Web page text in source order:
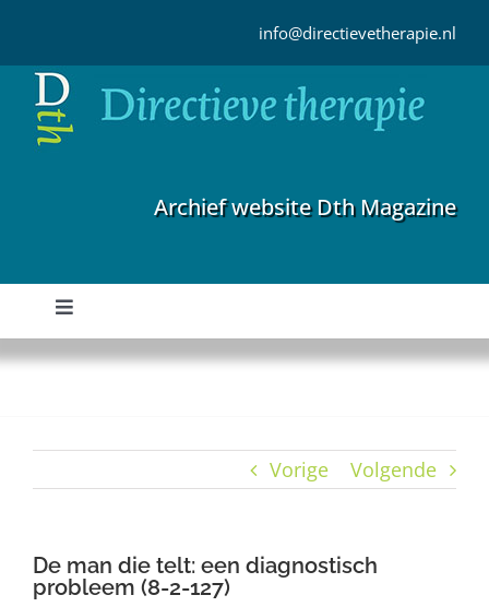
inhoud
info@directievetherapie.nl
Archief website Dth Magazine
Toggle
Navigation
Home
TDT Overzicht
Vorige Volgende
De man die telt: een diagnostisch
probleem (8-2-127)